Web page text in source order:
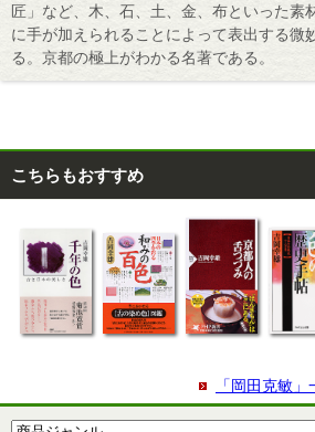
匠」など、木、石、土、金、布といった素
に手が加えられることによって表出する微
る。京都の極上がわかる名著である。
こちらもおすすめ
「岡田克敏」